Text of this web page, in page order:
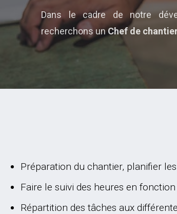
Dans le cadre de notre
recherchons unChef de
Préparation du chantier, planifier
Faire le suivi des heures en fonction
Répartition des tâches aux